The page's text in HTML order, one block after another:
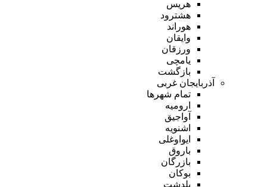
هریس
هشترود
هوراند
وایقان
ورزقان
یامچی
بازگشت
آذربایجان غربی
تمام شهر‌ها
ارومیه
آواجیق
اشنویه
ایواوغلی
باروق
بازرگان
بوکان
پلدشت